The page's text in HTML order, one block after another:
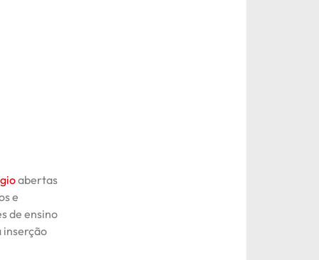
abertas
e
de ensino
inserção